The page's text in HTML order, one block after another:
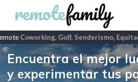
Coworking, Golf, Senderismo,
Encuentra el mejor
y experimentar tus